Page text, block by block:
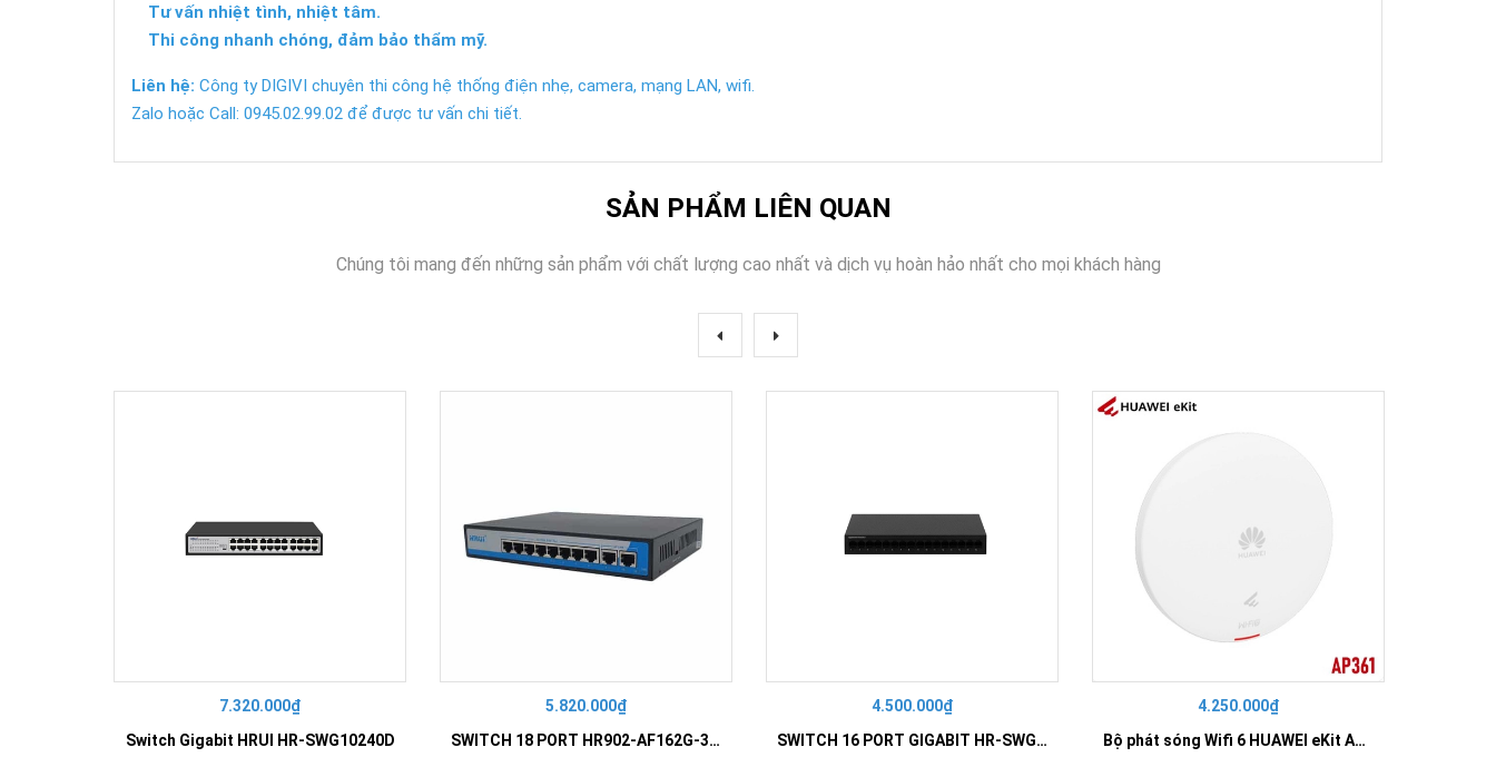
Tư vấn nhiệt tình, nhiệt tâm.
Thi công nhanh chóng, đảm bảo thẩm mỹ.
Liên hệ: Công ty DIGIVI chuyên thi công hệ thống điện nhẹ, camera, mạng LAN, wifi.
Zalo hoặc Call: 0945.02.99.02 để được tư vấn chi tiết.
SẢN PHẨM LIÊN QUAN
Chúng tôi mang đến những sản phẩm với chất lượng cao nhất và dịch vụ hoàn hảo nhất cho mọi khách hàng
7.320.000₫
Switch Gigabit HRUI HR-SWG10240D
5.820.000₫
SWITCH 18 PORT HR902-AF162G-300 – Switch PoE 16 Cổng
4.500.000₫
SWITCH 16 PORT GIGABIT HR-SWG00160
4.250.000₫
Bộ phát sóng Wifi 6 HUAWEI eKit AP361